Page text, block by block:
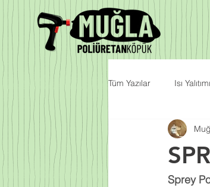
Tüm Yazılar Isı Yalıtımı
Sprey